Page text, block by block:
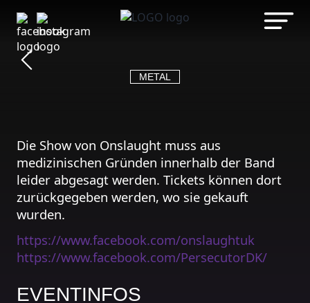
Inhalt
springen
ABGESAGT
ONSLAUGHT
METAL
Die Show von Onslaught muss aus
medizinischen Gründen innerhalb der Band
leider abgesagt werden. Tickets können dort
zurückgegeben werden, wo sie gekauft
wurden.
https://www.facebook.com/onslaughtuk
https://www.facebook.com/PersecutorDK/
EVENTINFOS